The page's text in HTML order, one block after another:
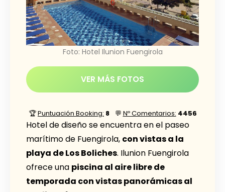
Foto: Hotel Ilunion Fuengirola
VER MÁS FOTOS
🏆Puntuación Booking: 8 💬 Nº Comentarios: 4456
Hotel de diseño se encuentra en el paseo
marítimo de Fuengirola, con vistas a la
playa de Los Boliches. Ilunion Fuengirola
ofrece una piscina al aire libre de
temporada con vistas panorámicas al